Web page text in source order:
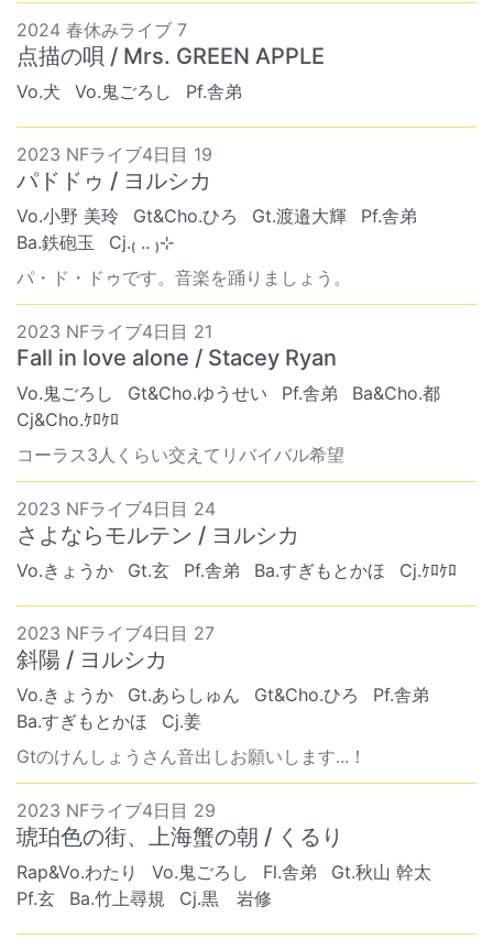
2024 春休みライブ 7
点描の唄 / Mrs. GREEN APPLE
Vo.犬 Vo.鬼ごろし Pf.舎弟
2023 NFライブ4日目 19
パドドゥ / ヨルシカ
Vo.小野 美玲 Gt&Cho.ひろ Gt.渡邉大輝
Pf.舎弟
Ba.鉄砲玉
Cj.₍ .. ₎⊹
パ・ド・ドゥです。音楽を踊りましょう。
2023 NFライブ4日目 21
Fall in love alone / Stacey Ryan
Vo.鬼ごろし Gt&Cho.ゆうせい Pf.舎弟
Ba&Cho.都
Cj&Cho.ｹﾛｹﾛ
コーラス3人くらい交えてリバイバル希望
2023 NFライブ4日目 24
さよならモルテン / ヨルシカ
Vo.きょうか Gt.玄 Pf.舎弟 Ba.すぎもとかほ Cj.ｹﾛｹﾛ
2023 NFライブ4日目 27
斜陽 / ヨルシカ
Vo.きょうか Gt.あらしゅん Gt&Cho.ひろ
Pf.舎弟
Ba.すぎもとかほ
Cj.姜
Gtのけんしょうさん音出しお願いします...！
2023 NFライブ4日目 29
琥珀色の街、上海蟹の朝 / くるり
Rap&Vo.わたり Vo.鬼ごろし Fl.舎弟
Gt.秋山 幹太
Pf.玄
Ba.竹上尋規 Cj.黒 岩修